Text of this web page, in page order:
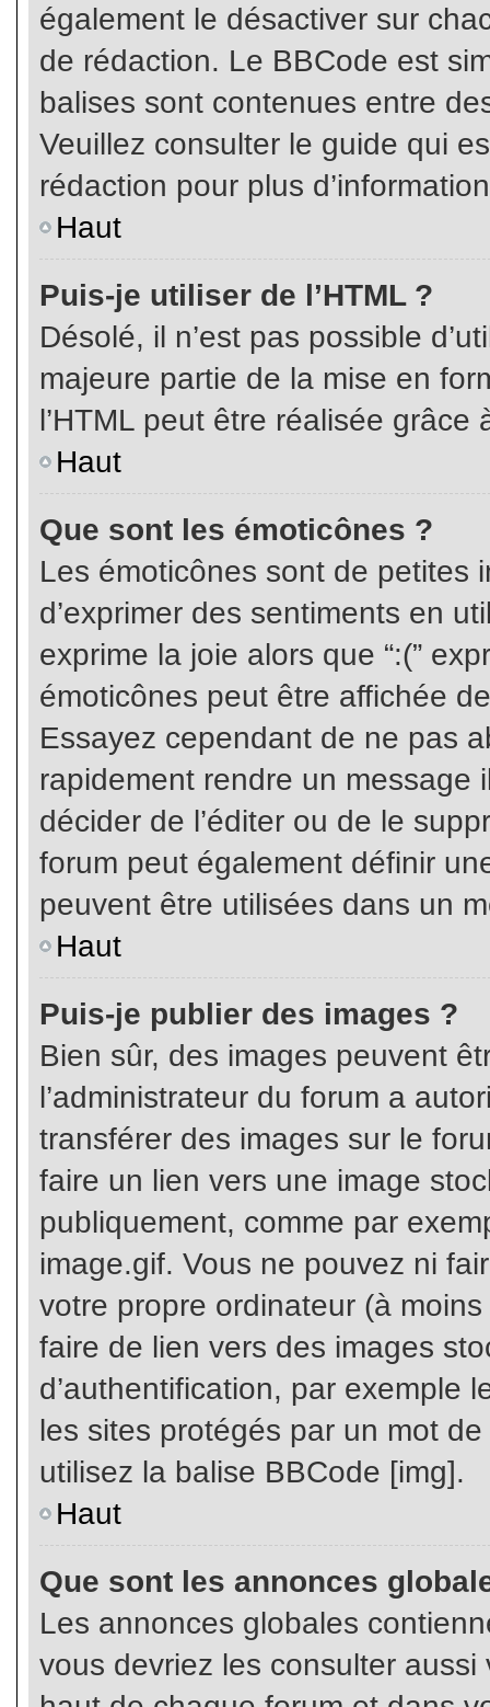
également le désactiver sur
de rédaction. Le BBCode est
balises sont contenues entre
Veuillez consulter le guide qui
rédaction pour plus
Haut
Puis-je utiliser de l’HTML ?
Désolé, il n’est pas possible
majeure partie de la mise en
l’HTML peut être réalisée grâce
Haut
Que sont les émoticônes ?
Les émoticônes sont de petites
d’exprimer des sentiments en
exprime la joie alors que “:(”
émoticônes peut être affichée
Essayez cependant de ne pas
rapidement rendre un message
décider de l’éditer ou de le
forum peut également définir
peuvent être utilisées dans un
Haut
Puis-je publier des images ?
Bien sûr, des images peuvent
l’administrateur du forum a
transférer des images sur le
faire un lien vers une image
publiquement, comme par
image.gif. Vous ne pouvez ni
votre propre ordinateur (à
faire de lien vers des images
d’authentification, par exemple
les sites protégés par un mot
utilisez la balise BBCode [img].
Haut
Que sont les annonces
Les annonces globales
vous devriez les consulter